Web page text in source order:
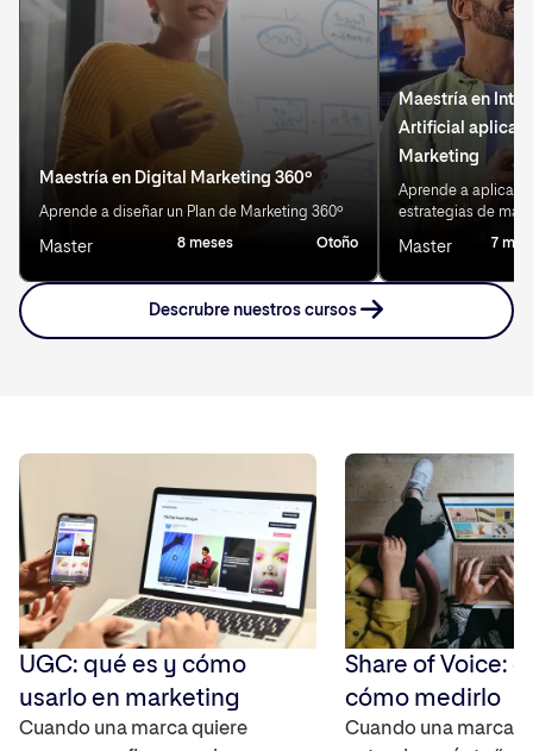
Maestría en Digital Marketing 360º
Aprende a diseñar un Plan de Marketing 360º
Master 8 meses Otoño
Maestría en
Artificial
Marketing
Aprende a aplicar
estrategias de
Master 7
Descrubre nuestros cursos
UGC: qué es y cómo
usarlo en marketing
Cuando una marca quiere
Share of Voice:
cómo medirlo
Cuando una marca